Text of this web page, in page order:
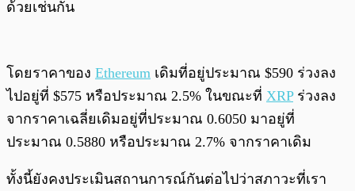
ด้วยเช่นกัน
โดยราคาของ Ethereum เดิมที่อยู่ประมาณ $590 ร่วงลง
ไปอยู่ที่ $575 หรือประมาณ 2.5% ในขณะที่ XRPร่วงลง
จากราคาเฉลี่ยเดิมอยู่ที่ประมาณ 0.6050 มาอยู่ที่
ประมาณ 0.5880 หรือประมาณ 2.7% จากราคาเดิม
ทั้งนี้ยังคงประเมินสถานการณ์กันต่อไปว่าสภาวะที่เรา